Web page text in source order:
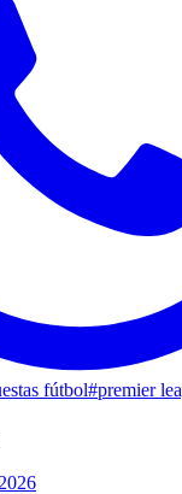
fútbol#premier